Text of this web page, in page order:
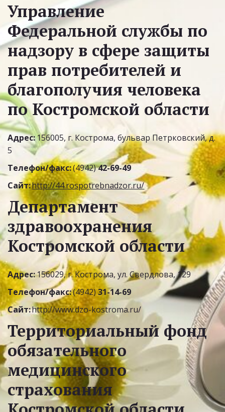
Управление
Федеральной службы по
надзору в сфере защиты
прав потребителей и
благополучия человека
по Костромской области
Адрес: 156005, г. Кострома, бульвар Петрковский, д.
5
Телефон/факс: (4942) 42-69-49
Сайт:http://44.rospotrebnadzor.ru/
Департамент
здравоохранения
Костромской области
Адрес: 156029, г. Кострома, ул. Свердлова, 129
Телефон/факс: (4942) 31-14-69
Сайт:http://www.dzo-kostroma.ru/
Территориальный фонд
обязательного
медицинского
страхования